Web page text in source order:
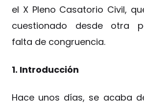
el X Pleno Casatorio Civil,
cuestionado desde otra
falta de congruencia.
1. Introducción
Hace unos días, se acaba